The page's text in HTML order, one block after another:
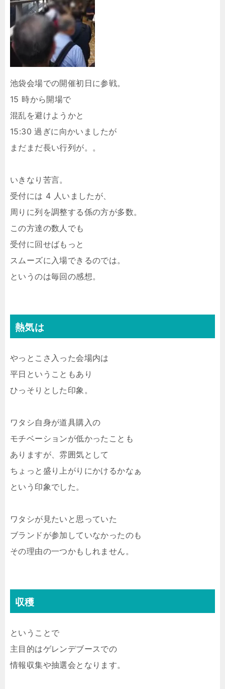
池袋会場での開催初日に参戦。
15 時から開場で
混乱を避けようかと
15:30 過ぎに向かいましたが
まだまだ長い行列が。。
いきなり苦言。
受付には 4 人いましたが、
周りに列を調整する係の方が多数。
この方達の数人でも
受付に回せばもっと
スムーズに入場できるのでは。
というのは毎回の感想。
熱気は
やっとこさ入った会場内は
平日ということもあり
ひっそりとした印象。
ワタシ自身が道具購入の
モチベーションが低かったことも
ありますが、雰囲気として
ちょっと盛り上がりにかけるかなぁ
という印象でした。
ワタシが見たいと思っていた
ブランドが参加していなかったのも
その理由の一つかもしれません。
収穫
ということで
主目的はゲレンデブースでの
情報収集や抽選会となります。